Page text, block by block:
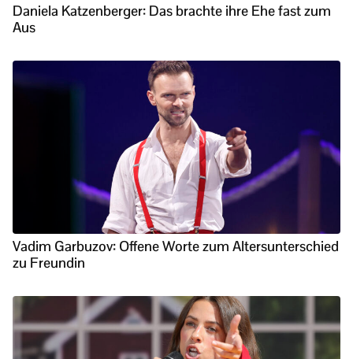
Daniela Katzenberger: Das brachte ihre Ehe fast zum
Aus
Vadim Garbuzov: Offene Worte zum Altersunterschied
zu Freundin